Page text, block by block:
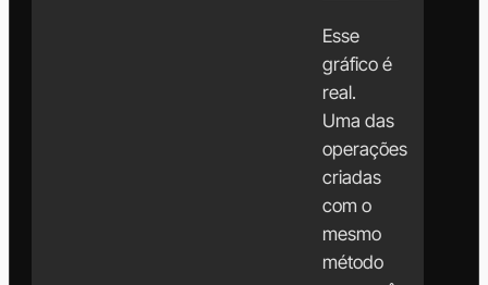
Esse
gráfico é
real.
Uma das
operações
criadas
com o
mesmo
método